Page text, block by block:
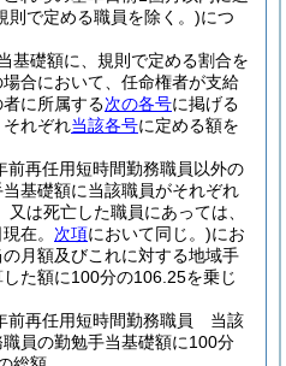
則で定める職員を除く。)につ
基礎額に、規則で定める割合を
場合において、任命権者が支給
に所属する次の各号に掲げる
れぞれ当該各号に定める額を
前再任用短時間勤務職員以外の
基礎額に当該職員がそれぞれ
又は死亡した職員にあっては、
在。 次項において同じ。)にお
月額及びこれに対する地域手
た額に100分の106.25を乗じ
前再任用短時間勤務職員 当該
員の勤勉手当基礎額に100分